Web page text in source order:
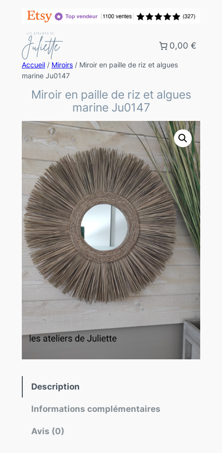
0,00 €
Accueil/ Miroirs/ Miroir en paille de riz et algues
marine Ju0147
Miroir en paille de riz et algues
marine Ju0147
Description
Informations complémentaires
Avis (0)